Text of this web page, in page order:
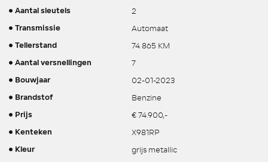
Aantal sleutels 2
Transmissie Automaat
Tellerstand 74.865 KM
Aantal versnellingen 7
Bouwjaar 02-01-2023
Brandstof Benzine
Prijs € 74.900,-
Kenteken X981RP
Kleur grijs metallic